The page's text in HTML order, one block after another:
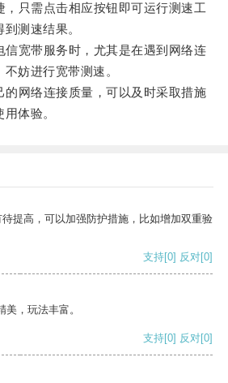
只需点击相应按钮即可运行测速工
测速结果。
宽带服务时，尤其是在遇到网络连
妨进行宽带测速。
网络连接质量，可以及时采取措施
体验。
提高，可以加强防护措施，比如增加双重验
支持[0] 反对[0]
，玩法丰富。
支持[0] 反对[0]